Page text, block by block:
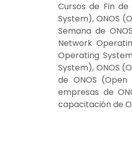
Cursos de Fin
System), ONOS
Semana de
Network
Operating
System), ONOS
de ONOS
empresas de
capacitación de